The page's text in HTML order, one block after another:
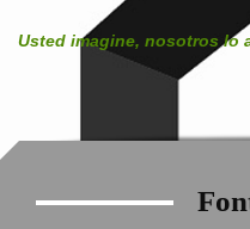
Usted imagine, nosotros lo